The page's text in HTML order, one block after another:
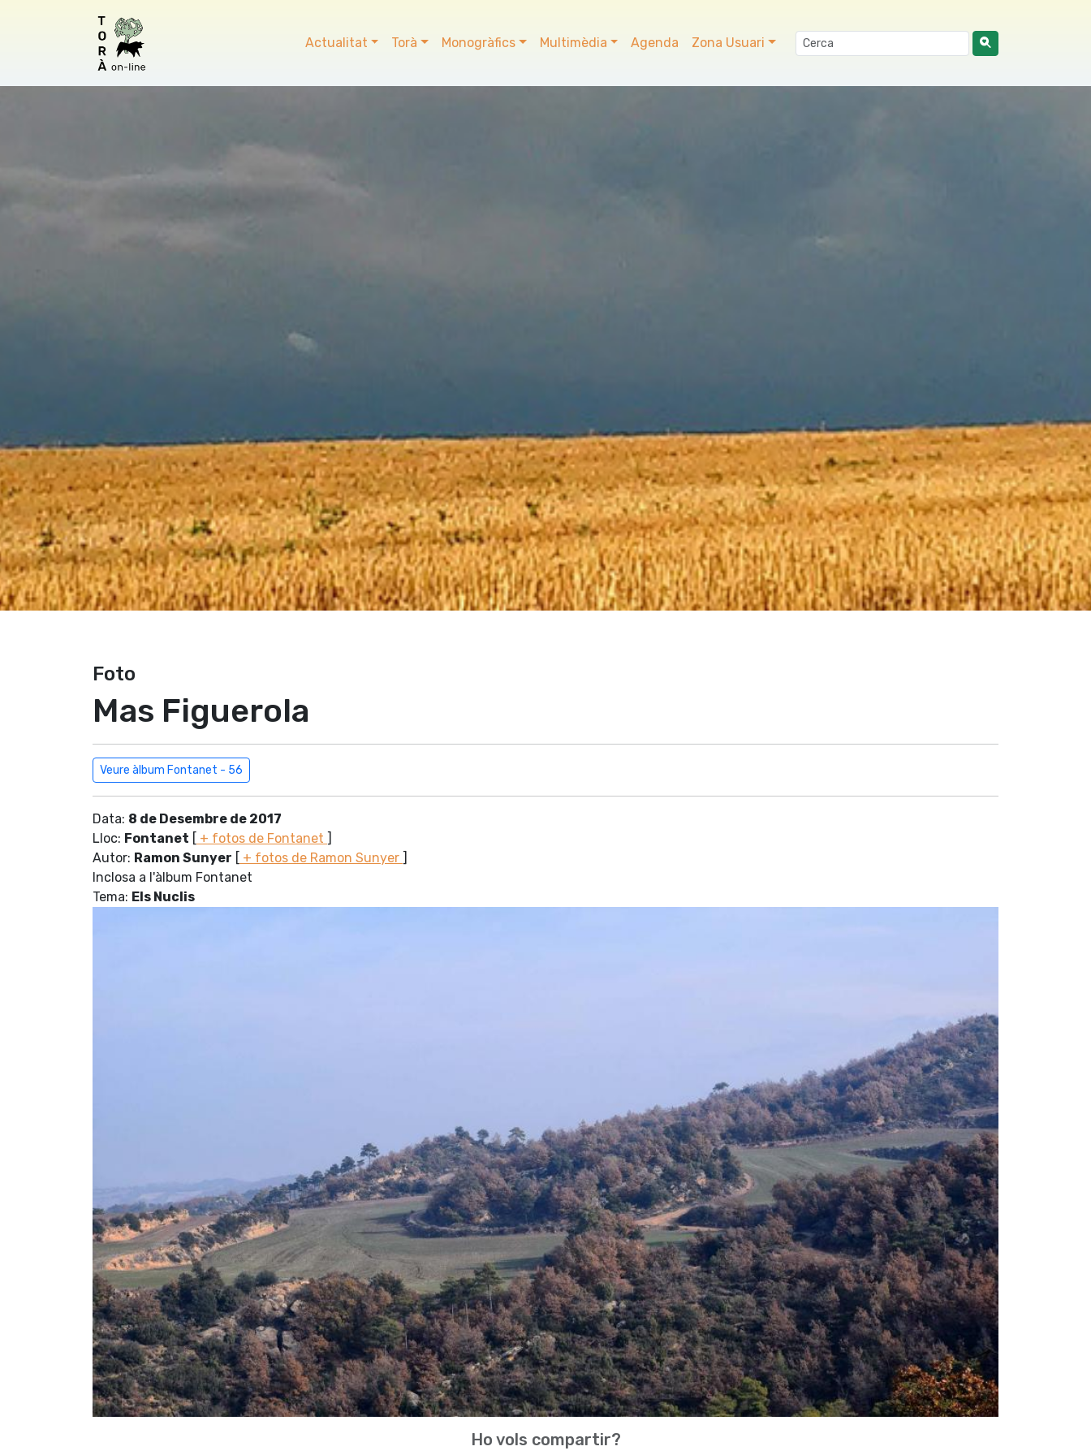
Actualitat Torà Monogràfics Multimèdia Agenda Zona Usuari
Foto
Mas Figuerola
Veure àlbum Fontanet - 56
Data: 8 de Desembre de 2017
Lloc: Fontanet [ + fotos de Fontanet ]
Autor: Ramon Sunyer [ + fotos de Ramon Sunyer ]
Inclosa a l'àlbum Fontanet
Tema: Els Nuclis
Ho vols compartir?